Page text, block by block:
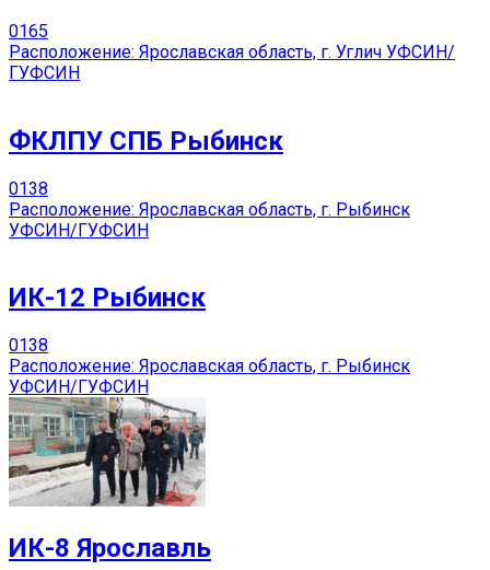
0165
Расположение: Ярославская область, г. Углич УФСИН/
ГУФСИН
ФКЛПУ СПБ Рыбинск
0138
Расположение: Ярославская область, г. Рыбинск
УФСИН/ГУФСИН
ИК-12 Рыбинск
0138
Расположение: Ярославская область, г. Рыбинск
УФСИН/ГУФСИН
ИК-8 Ярославль